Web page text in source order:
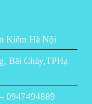
Kiếm Hà Nội
Bãi Cháy,TPHạ
0947494889